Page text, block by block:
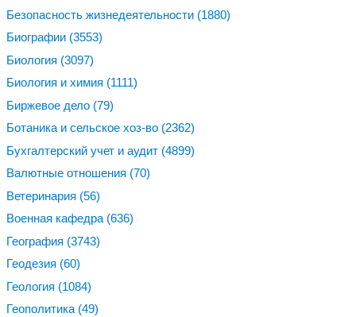
Безопасность жизнедеятельности (1880)
Биографии (3553)
Биология (3097)
Биология и химия (1111)
Биржевое дело (79)
Ботаника и сельское хоз-во (2362)
Бухгалтерский учет и аудит (4899)
Валютные отношения (70)
Ветеринария (56)
Военная кафедра (636)
География (3743)
Геодезия (60)
Геология (1084)
Геополитика (49)